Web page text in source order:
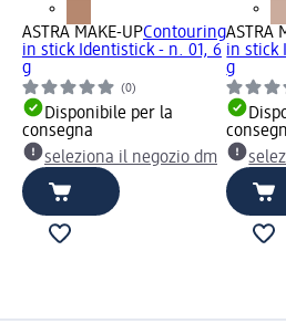
ASTRA MAKE-UPContouring
in stick Identistick - n. 01, 6
g
(0)
Disponibile per la
consegna
seleziona il negozio dm
ASTRA
in stick
g